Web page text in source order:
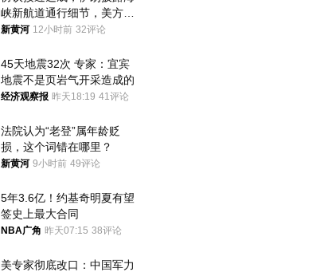
峡新航道通行细节，美方再
提“倒计时”
新黄河 12小时前 32评论
45天地震32次 专家：宜宾
地震不是页岩气开采造成的
经济观察报 昨天18:19 41评论
法院认为“老登”属年龄贬
损，这个词错在哪里？
新黄河 9小时前 49评论
5年3.6亿！约基奇明夏有望
签史上最大合同
NBA广角 昨天07:15 38评论
美专家彻底改口：中国军力